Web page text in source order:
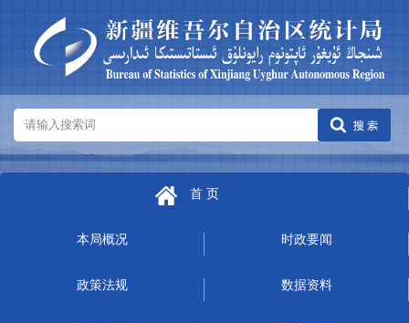
首 页
本局概况 时政要闻
政策法规 数据资料